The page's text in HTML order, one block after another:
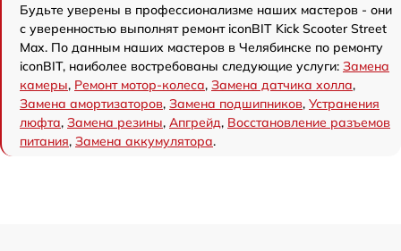
Будьте уверены в профессионализме наших мастеров - они
с уверенностью выполнят ремонт iconBIT Kick Scooter Street
Max. По данным наших мастеров в Челябинске по ремонту
iconBIT, наиболее востребованы следующие услуги: Замена
камеры, Ремонт мотор-колеса, Замена датчика холла,
Замена амортизаторов, Замена подшипников, Устранения
люфта, Замена резины, Апгрейд, Восстановление разъемов
питания, Замена аккумулятора.